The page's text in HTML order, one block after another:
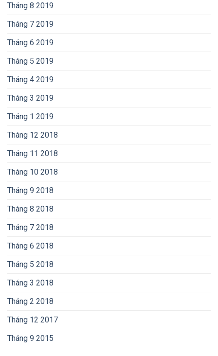
Tháng 8 2019
Tháng 7 2019
Tháng 6 2019
Tháng 5 2019
Tháng 4 2019
Tháng 3 2019
Tháng 1 2019
Tháng 12 2018
Tháng 11 2018
Tháng 10 2018
Tháng 9 2018
Tháng 8 2018
Tháng 7 2018
Tháng 6 2018
Tháng 5 2018
Tháng 3 2018
Tháng 2 2018
Tháng 12 2017
Tháng 9 2015